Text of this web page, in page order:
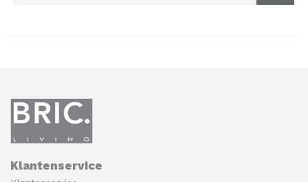
Klantenservice